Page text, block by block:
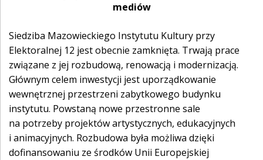
mediów
Siedziba Mazowieckiego Instytutu Kultury przy
Elektoralnej 12 jest obecnie zamknięta. Trwają prace
związane z jej rozbudową, renowacją i modernizacją.
Głównym celem inwestycji jest uporządkowanie
wewnętrznej przestrzeni zabytkowego budynku
instytutu. Powstaną nowe przestronne sale
na potrzeby projektów artystycznych, edukacyjnych
i animacyjnych. Rozbudowa była możliwa dzięki
dofinansowaniu ze środków Unii Europejskiej